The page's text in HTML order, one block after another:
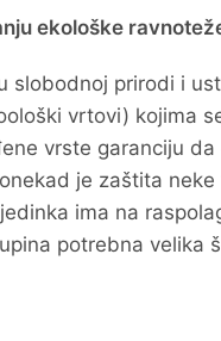
ekološke
slobodnoj prirodi i
vrtovi) kojima
vrste garanciju
je zaštita
ima na
potrebna velika